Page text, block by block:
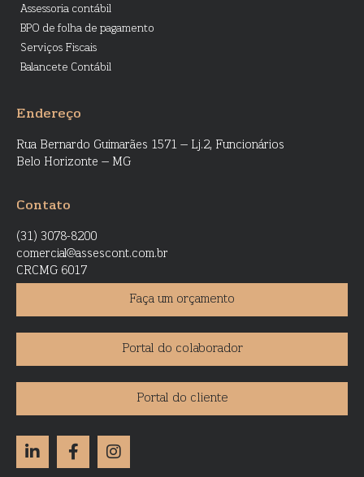
Assessoria contábil
BPO de folha de pagamento
Serviços Fiscais
Balancete Contábil
Endereço
Rua Bernardo Guimarães 1571 – Lj.2, Funcionários
Belo Horizonte – MG
Contato
(31) 3078-8200
comercial@assescont.com.br
CRCMG 6017
Faça um orçamento
Portal do colaborador
Portal do cliente